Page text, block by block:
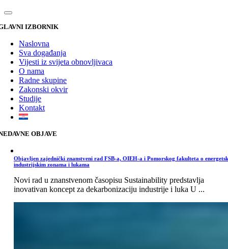
IZBORNIK
Naslovna
Sva događanja
Vijesti iz svijeta obnovljivaca
O nama
Radne skupine
Zakonski okvir
Studije
Kontakt
OBJAVE
Objavljen zajednički znanstveni rad FSB-a, OIEH-a i Pomorskog fakulteta o
industrijskim zonama i lukama
Novi rad u znanstvenom časopisu Sustainability predstavlja
inovativan koncept za dekarbonizaciju industrije i luka U ...